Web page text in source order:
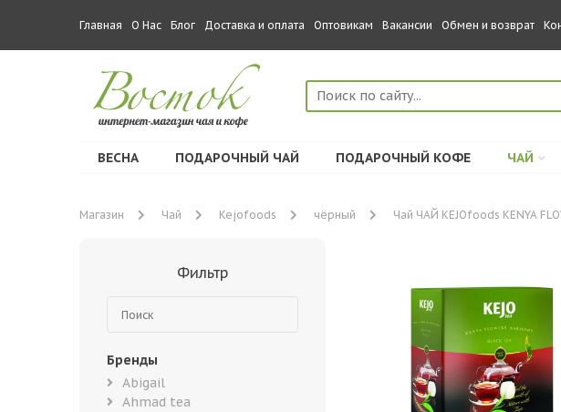
Главная О Нас Блог Доставка и оплата Оптовикам Вакансии Обмен и возврат
ВЕСНА ПОДАРОЧНЫЙ ЧАЙ ПОДАРОЧНЫЙ КОФЕ ЧАЙ
Магазин Чай Kejofoods чёрный Чай ЧАЙ KEJOfoods KENYA
Фильтр
Бренды
Abigail
Ahmad tea